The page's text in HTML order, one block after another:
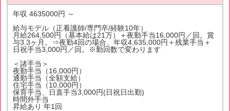
年収 4635000円 ～
給与モデル（正看護師/専門卒/経験10年）
月給264,500円（基本給は21万）＋夜勤手当16,000円／回。賞
与3.3ヶ月。⇒夜勤4回の場合、年収4,635,000円＋残業手当＋
日祝手当3,000円／回。※勤回数で変わります
＜諸手当＞
夜勤手当（16,000円）
通勤手当（全額支給）
住宅手当（10,000円）
保育手当、日直手当3,000円(日祝日出勤)
時間外手当
昇給あり 年1回